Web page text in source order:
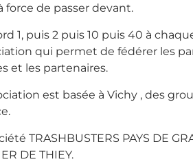
force de passer devant.
1, puis 2 puis 10 puis 40 à
qui permet de fédérer les
et les partenaires.
est basée à Vichy , des
TRASHBUSTERS PAYS DE
DE THIEY.